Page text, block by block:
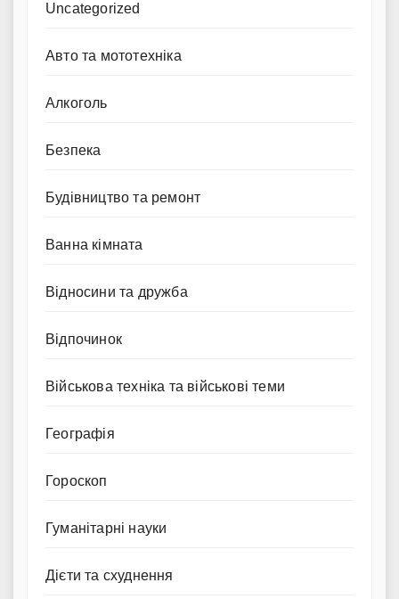
Uncategorized
Авто та мототехніка
Алкоголь
Безпека
Будівництво та ремонт
Ванна кімната
Відносини та дружба
Відпочинок
Військова техніка та військові теми
Географія
Гороскоп
Гуманітарні науки
Дієти та схуднення